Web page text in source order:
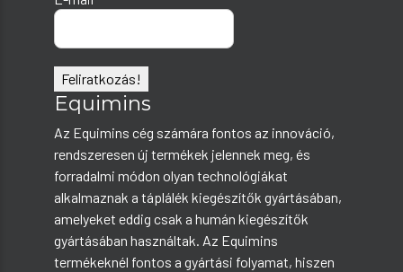
Equimins
Az Equimins cég számára fontos az innováció,
rendszeresen új termékek jelennek meg, és
forradalmi módon olyan technológiákat
alkalmaznak a táplálék kiegészítők gyártásában,
amelyeket eddig csak a humán kiegészítők
gyártásában használtak. Az Equimins
termékeknél fontos a gyártási folyamat, hiszen